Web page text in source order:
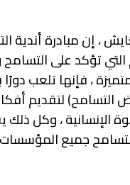
، إن مبادرة أندية
تؤكد على
، فإنها تلعب دورًا
لتقديم
الإنسانية ، وكل
جميع المؤسسات